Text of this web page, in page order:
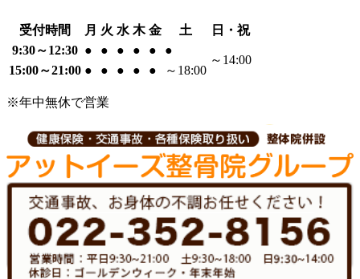
受付時間 月 火 水 木 金 土
日・祝
9:30～12:30 ● ● ● ● ● ●
～14:00
15:00～21:00 ● ● ● ● ● ～18:00
※年中無休で営業